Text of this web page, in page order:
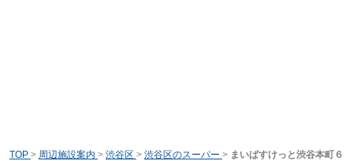
TOP > 周辺施設案内 > 渋谷区 > 渋谷区のスーパー > まいばすけっと渋谷本町６